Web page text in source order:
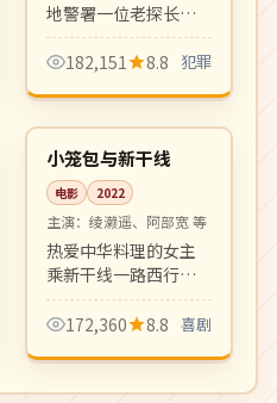
地警署一位老探长的
退休前最后一案。年
代戏复古质感、群像
犯罪剧的回归之作。
182,151 8.8 犯罪
日本
热播 99:08
小笼包与新干线
电影 2022
主演： 绫濑遥、阿部宽 等
热爱中华料理的女主
乘新干线一路西行寻
找最好吃的小笼包，
沿途遇到形形色色的
食公路喜剧。
172,360 8.8 喜剧